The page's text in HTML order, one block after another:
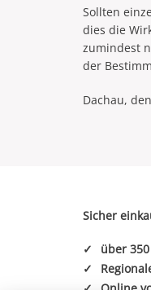
Sollten
dies die
zumindest
der
Dachau,
Sicher
✓
über
✓